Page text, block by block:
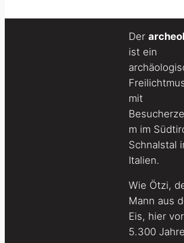
Der
ist ein
mit
m im
Schnalstal
Italien.
Wie Ötzi,
Mann aus
Eis, hier vor
5.300